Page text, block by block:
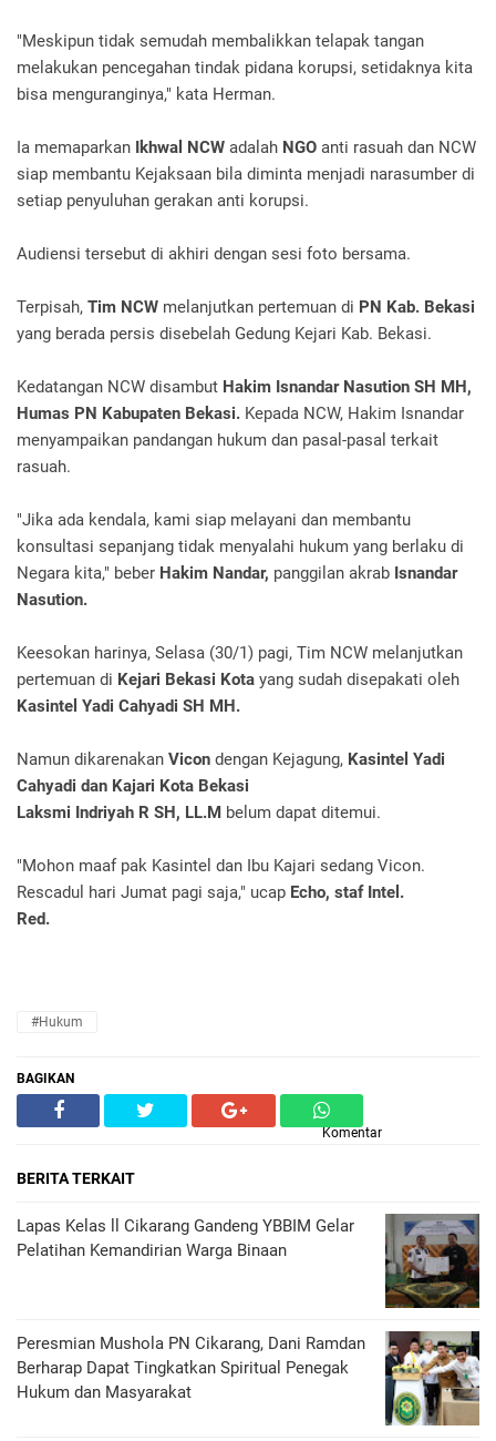
"Meskipun tidak semudah membalikkan telapak tangan
melakukan pencegahan tindak pidana korupsi, setidaknya kita
bisa menguranginya," kata Herman.
Ia memaparkan Ikhwal NCW adalah NGO anti rasuah dan NCW
siap membantu Kejaksaan bila diminta menjadi narasumber di
setiap penyuluhan gerakan anti korupsi.
Audiensi tersebut di akhiri dengan sesi foto bersama.
Terpisah, Tim NCW melanjutkan pertemuan di PN Kab. Bekasi
yang berada persis disebelah Gedung Kejari Kab. Bekasi.
Kedatangan NCW disambut Hakim Isnandar Nasution SH MH,
Humas PN Kabupaten Bekasi. Kepada NCW, Hakim Isnandar
menyampaikan pandangan hukum dan pasal-pasal terkait
rasuah.
"Jika ada kendala, kami siap melayani dan membantu
konsultasi sepanjang tidak menyalahi hukum yang berlaku di
Negara kita," beber Hakim Nandar, panggilan akrab Isnandar
Nasution.
Keesokan harinya, Selasa (30/1) pagi, Tim NCW melanjutkan
pertemuan di Kejari Bekasi Kota yang sudah disepakati oleh
Kasintel Yadi Cahyadi SH MH.
Namun dikarenakan Vicon dengan Kejagung, Kasintel Yadi
Cahyadi dan Kajari Kota Bekasi
Laksmi Indriyah R SH, LL.M belum dapat ditemui.
"Mohon maaf pak Kasintel dan Ibu Kajari sedang Vicon.
Rescadul hari Jumat pagi saja," ucap Echo, staf Intel.
Red.
#Hukum
BAGIKAN
Komentar
BERITA TERKAIT
Lapas Kelas ll Cikarang Gandeng YBBIM Gelar
Pelatihan Kemandirian Warga Binaan
Peresmian Mushola PN Cikarang, Dani Ramdan
Berharap Dapat Tingkatkan Spiritual Penegak
Hukum dan Masyarakat